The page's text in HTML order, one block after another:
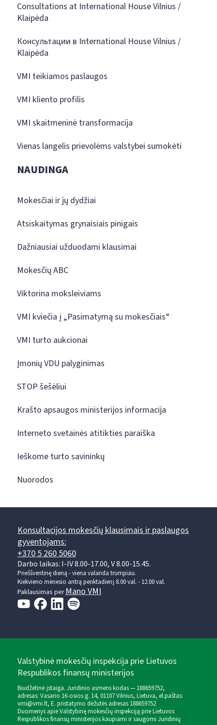
Consultations at International House Vilnius /
Klaipėda
Консультации в International House Vilnius /
Klaipėda
VMI teikiamos paslaugos
VMI kliento profilis
VMI skaitmeninė transformacija
Vienas langelis prievolėms valstybei sumokėti
NAUDINGA
Mokesčiai ir jų dydžiai
Atsiskaitymas grynaisiais pinigais
Dažniausiai užduodami klausimai
Mokesčių ABC
Viktorina moksleiviams
VMI kviečia į „Pasimatymą su mokesčiais“
VMI turto aukcionai
Įmonių VDU palyginimas
STOP šešėliui
Krašto apsaugos ministerijos informacija
Interneto svetainės atitikties paraiška
Ieškome turto savininkų
Nuorodos
Konsultacijos mokesčių klausimais ir paslaugos
gyventojams:
+370 5 260 5060
Darbo laikas: I-IV 8.00-17.00, V 8.00-15.45.
Prieššventinę dieną - viena valanda trumpiau.
Kiekvieno mėnesio antrą penktadienį 8.00 val. - 12.00 val.
Paklausimas perMano VMI
Valstybinė mokesčių inspekcija prie Lietuvos
Respublikos finansų ministerijos
Biudžetinė įstaiga. Juridinio asmens kodas — 188659752,
adresas: Vasario 16-osios g. 14, 01107 Vilnius, Lietuva, el.paštas:
vmi@vmi.lt, E. pristatymo dėžutės adresas 188659752
Duomenys apie Valstybinę mokesčių inspekciją prie Lietuvos
Respublikos finansų ministerijos kaupiami ir saugomi Juridinių